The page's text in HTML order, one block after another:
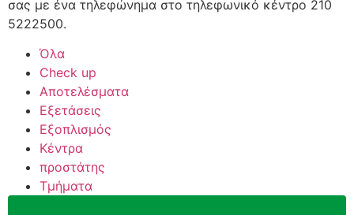
σας με ένα τηλεφώνημα στο τηλεφωνικό κέντρο 210
5222500.
Όλα
Check up
Αποτελέσματα
Εξετάσεις
Εξοπλισμός
Κέντρα
προστάτης
Τμήματα